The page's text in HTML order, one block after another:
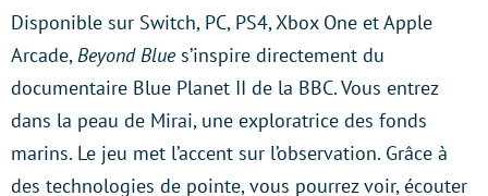
Disponible sur Switch, PC, PS4, Xbox One et Apple
Arcade,Beyond Blues’inspire directement du
documentaire Blue Planet II de la BBC. Vous entrez
dans la peau de Mirai, une exploratrice des fonds
marins. Le jeu met l’accent sur l’observation. Grâce à
des technologies de pointe, vous pourrez voir, écouter